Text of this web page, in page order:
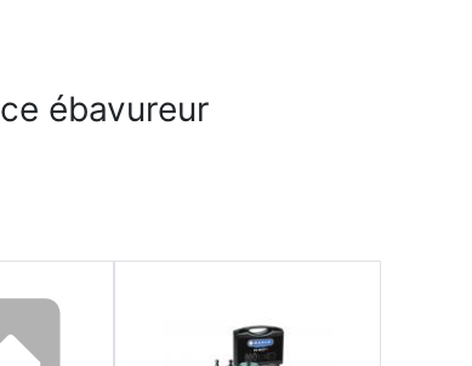
ébavureur